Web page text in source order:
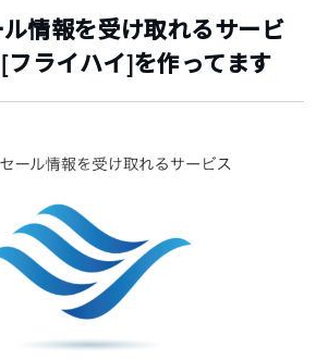
情報を受け取れるサービ
フライハイ]を作ってます